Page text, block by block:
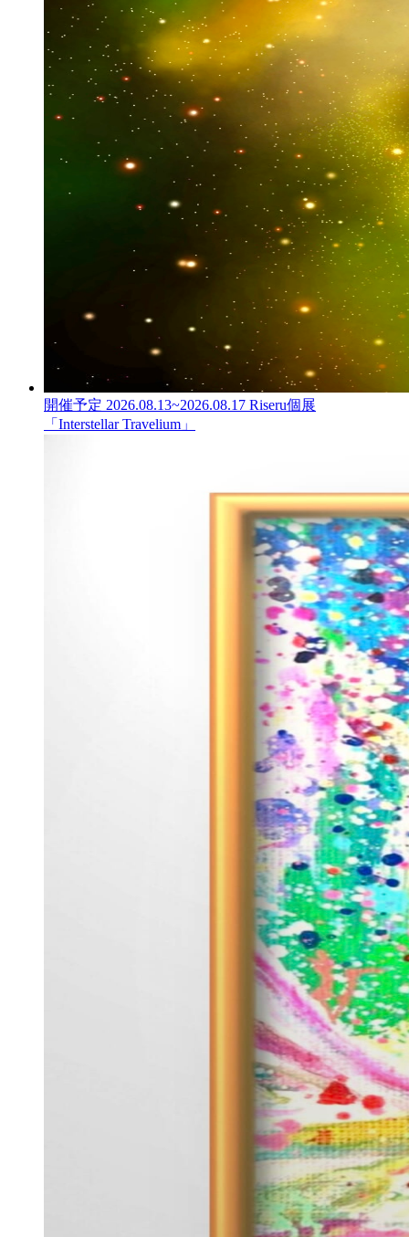
開催予定 2026.08.13~2026.08.17 Riseru個展
「Interstellar Travelium」